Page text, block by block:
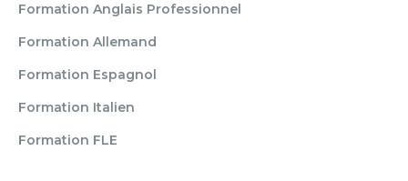
Formation Anglais Professionnel
Formation Allemand
Formation Espagnol
Formation Italien
Formation FLE